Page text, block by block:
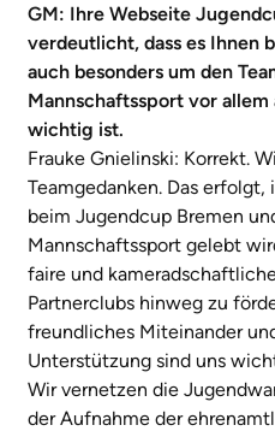
GM: Ihre Webseite
verdeutlicht, dass es Ihnen
auch besonders um den
Mannschaftssport vor
wichtig ist.
Frauke Gnielinski: Korrekt.
Teamgedanken. Das
beim Jugendcup Bremen
Mannschaftssport gelebt
faire und
Partnerclubs hinweg zu
freundliches Miteinander
Unterstützung sind uns
Wir vernetzen die
der Aufnahme der